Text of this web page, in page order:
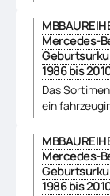
Mercedes-
1986 bis
Das
ein
Mercedes-
1986 bis